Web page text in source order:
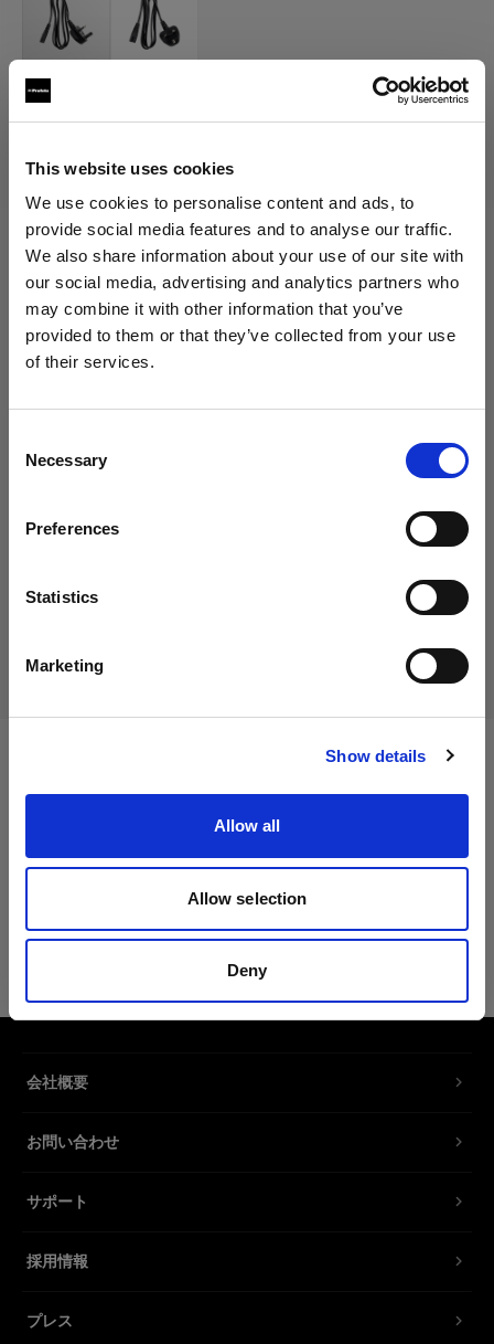
This website uses cookies
We use cookies to personalise content and ads, to
provide social media features and to analyse our traffic.
We also share information about your use of our site with
our social media, advertising and analytics partners who
may combine it with other information that you’ve
provided to them or that they’ve collected from your use
of their services.
Selection
Necessary
Preferences
Statistics
Marketing
Show details
Allow all
Allow selection
Deny
地域を変更しますか？
Cyprus
サイトにアクセス
POWER CABLES
(0 )
バリエーションを選択：
電源ケーブル C7 UK
19,00 €
消費税込み
製品情報
バッテリーチャージャー 2.8A/4.5A用
電源ケーブル
製品番号
バッテリーチャージャー 2.8Aおよびバッテリーチ
ャージャー 4.5A用スペア電源ケーブル。さまざま
特長
会社概要
お問い合わせ
サポート
採用情報
プレス